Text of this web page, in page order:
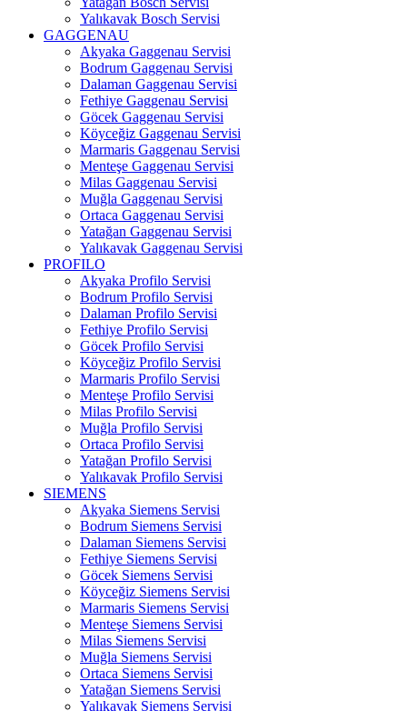
Yalıkavak Bosch Servisi
GAGGENAU
Akyaka Gaggenau Servisi
Bodrum Gaggenau Servisi
Dalaman Gaggenau Servisi
Fethiye Gaggenau Servisi
Göcek Gaggenau Servisi
Köyceğiz Gaggenau Servisi
Marmaris Gaggenau Servisi
Menteşe Gaggenau Servisi
Milas Gaggenau Servisi
Muğla Gaggenau Servisi
Ortaca Gaggenau Servisi
Yatağan Gaggenau Servisi
Yalıkavak Gaggenau Servisi
PROFILO
Akyaka Profilo Servisi
Bodrum Profilo Servisi
Dalaman Profilo Servisi
Fethiye Profilo Servisi
Göcek Profilo Servisi
Köyceğiz Profilo Servisi
Marmaris Profilo Servisi
Menteşe Profilo Servisi
Milas Profilo Servisi
Muğla Profilo Servisi
Ortaca Profilo Servisi
Yatağan Profilo Servisi
Yalıkavak Profilo Servisi
SIEMENS
Akyaka Siemens Servisi
Bodrum Siemens Servisi
Dalaman Siemens Servisi
Fethiye Siemens Servisi
Göcek Siemens Servisi
Köyceğiz Siemens Servisi
Marmaris Siemens Servisi
Menteşe Siemens Servisi
Milas Siemens Servisi
Muğla Siemens Servisi
Ortaca Siemens Servisi
Yatağan Siemens Servisi
Yalıkavak Siemens Servisi